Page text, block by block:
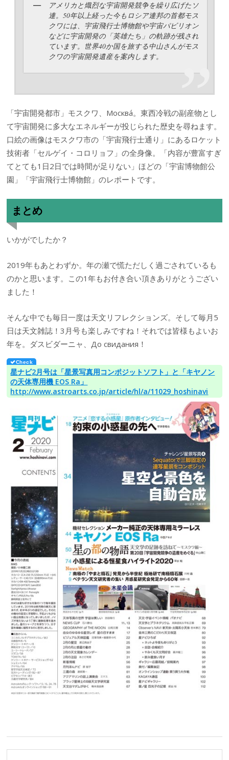
アメリカと熾烈な宇宙開発競争を繰り広げたソ
連。50年以上経った今もロシア連邦の首都モス
クワには、宇宙飛行士博物館や宇宙パビリオン
などに宇宙開発の「英雄たち」の軌跡が残され
ています。世界40か国を旅する中山さんがモス
クワの宇宙開発遺産を案内します。
「宇宙開発都市」モスクワ、Москва́。東西冷戦の副産物とし
て宇宙開発に多大なエネルギーが投じられた歴史を尋ねます。
口絵の画像はモスクワ市の「宇宙飛行士通り」にあるロケット
技術者「セルゲイ・コロリョフ」の全身像。「内容が豊富すぎ
てとても1日2日では時間が足りない」ほどの「宇宙博物館公
園」「宇宙飛行士博物館」のレポートです。
まとめ
いかがでしたか？
2019年もあとわずか。年の瀬で慌ただしく過ごされているも
のかと思います。この1年もお付き合い頂きありがとうござい
ました！
そんな中でも毎日一度は天文リフレクションズ。そして毎月5
日は天文雑誌！3月号も楽しみですね！それでは皆様もよいお
年を。ダスビダーニャ、До свидания！
星ナビ2月号は「星景写真用コンポジットソフト」と「キヤノン
の天体専用機 EOS Ra」
http://www.astroarts.co.jp/article/hl/a/11029_hoshinavi